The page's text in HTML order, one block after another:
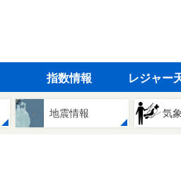
指数情報 レジャー
地震情報 気